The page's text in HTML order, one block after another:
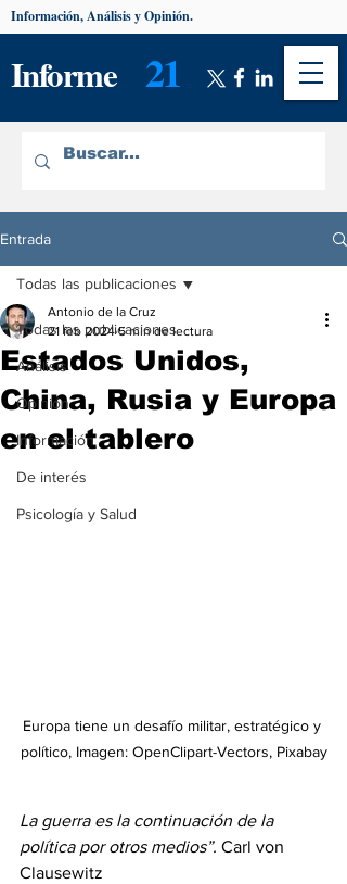
Informe 21
Información, Análisis y Opinión.
Entrada
Todas las publicaciones
Análisis
Opinión
Información
De interés
Psicología y Salud
Todas las publicaciones
Estados Unidos,
China, Rusia y Europa
en el tablero
Antonio de la Cruz
21 feb 2024 5 min de lectura
Europa tiene un desafío militar, estratégico y
político, Imagen: OpenClipart-Vectors, Pixabay
La guerra es la continuación de la
política por otros medios”. Carl von
Clausewitz